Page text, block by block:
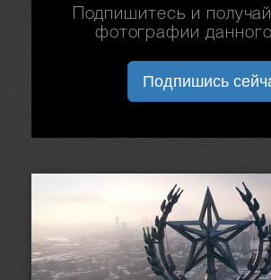
Подпишитесь и
фотографии
Подпишись